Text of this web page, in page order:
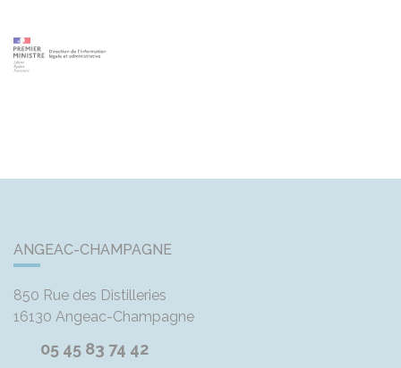
ANGEAC-CHAMPAGNE
850 Rue des Distilleries
16130 Angeac-Champagne
05 45 83 74 42